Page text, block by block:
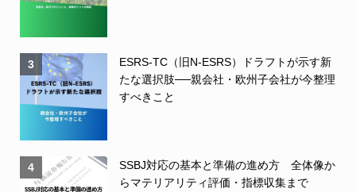
3
ESRS-TC（旧N-ESRS）ドラフトが示す新
たな選択肢──親会社・欧州子会社が今整理
すべきこと
4
SSBJ対応の基本と準備の進め方 全体像か
らマテリアリティ評価・指標収集まで